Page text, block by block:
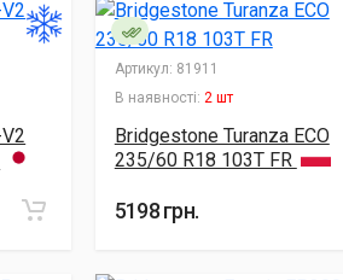
Артикул: 81911
В наявності: 2 шт
Bridgestone Turanza ECO
235/60 R18 103T FR
5198 грн.